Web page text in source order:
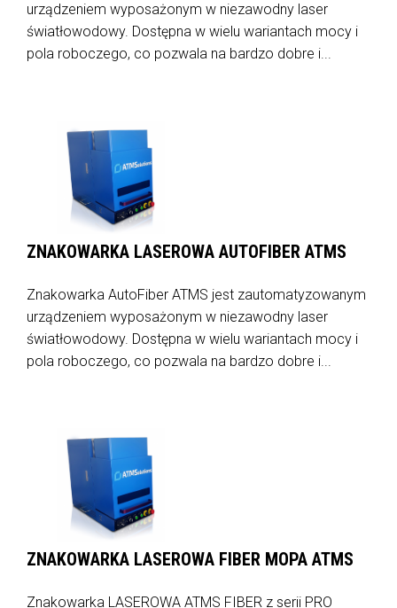
urządzeniem wyposażonym w niezawodny laser
światłowodowy. Dostępna w wielu wariantach mocy i
pola roboczego, co pozwala na bardzo dobre i...
ZNAKOWARKA LASEROWA AUTOFIBER ATMS
Znakowarka AutoFiber ATMS jest zautomatyzowanym
urządzeniem wyposażonym w niezawodny laser
światłowodowy. Dostępna w wielu wariantach mocy i
pola roboczego, co pozwala na bardzo dobre i...
ZNAKOWARKA LASEROWA FIBER MOPA ATMS
Znakowarka LASEROWA ATMS FIBER z serii PRO